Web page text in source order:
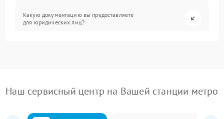
Какую документацию вы предоставляете
для юридических лиц?
Наш сервисный центр на Вашей станции метро